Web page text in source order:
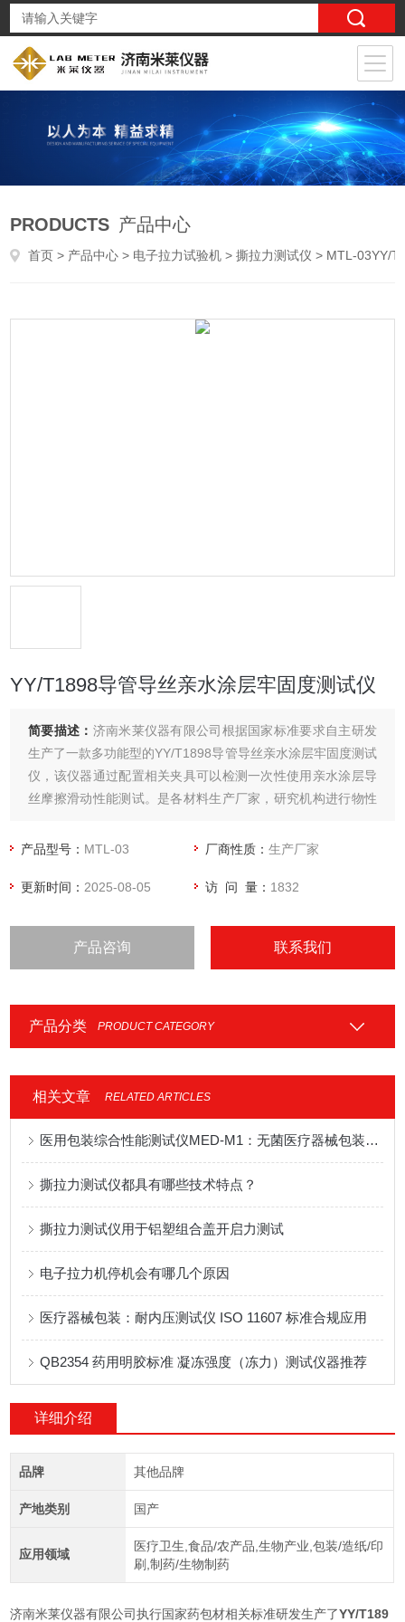
PRODUCTS 产品中心
首页 > 产品中心 > 电子拉力试验机 >撕拉力测试仪 > MTL-03YY/T1898导管导丝亲水涂层牢固度测试仪
YY/T1898导管导丝亲水涂层牢固度测试仪
简要描述： 济南米莱仪器有限公司根据国家标准要求自主研发
生产了一款多功能型的YY/T1898导管导丝亲水涂层牢固度测试
仪，该仪器通过配置相关夹具可以检测一次性使用亲水涂层导
丝摩擦滑动性能测试。是各材料生产厂家，研究机构进行物性
产品型号： MTL-03 厂商性质：生产厂家
更新时间： 2025-08-05 访 问 量： 1832
产品咨询 联系我们
产品分类 PRODUCT CATEGORY
相关文章 RELATED ARTICLES
医用包装综合性能测试仪MED-M1：无菌医疗器械包装多指标检测设备应用说明
撕拉力测试仪都具有哪些技术特点？
撕拉力测试仪用于铝塑组合盖开启力测试
电子拉力机停机会有哪几个原因
医疗器械包装：耐内压测试仪 ISO 11607 标准合规应用
QB2354 药用明胶标准 凝冻强度（冻力）测试仪器推荐
详细介绍
品牌 其他品牌
产地类别 国产
应用领域
医疗卫生,食品/农产品,生物产业,包装/造纸/印
刷,制药/生物制药
济南米莱仪器有限公司执行国家药包材相关标准研发生产了YY/T189